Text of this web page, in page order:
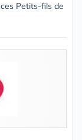
Petits-fils de